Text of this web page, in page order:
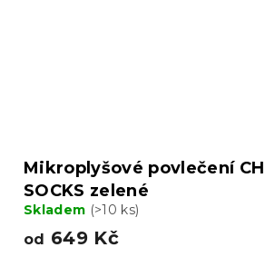
Mikroplyšové povlečení
SOCKS zelené
Skladem (>10 ks)
od 649 Kč